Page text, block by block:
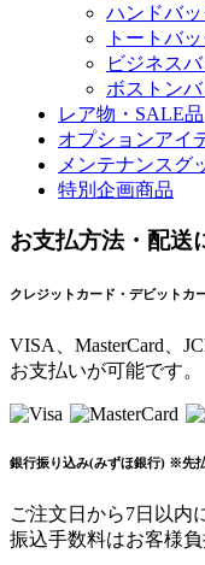
ハンドバ
トートバ
ビジネス
ボストン
レア物・SALE品
オプションアイ
メンテナンスグ
特別企画商品
お支払方法・配送
クレジットカード・デビットカ
VISA、MasterCard、
お支払いが可能です。
銀行振り込み(みずほ銀行) ※先
ご注文日から7日以内
振込手数料はお客様